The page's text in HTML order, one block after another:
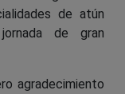
de atún
de gran
agradecimiento